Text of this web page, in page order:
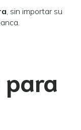
, sin importar su